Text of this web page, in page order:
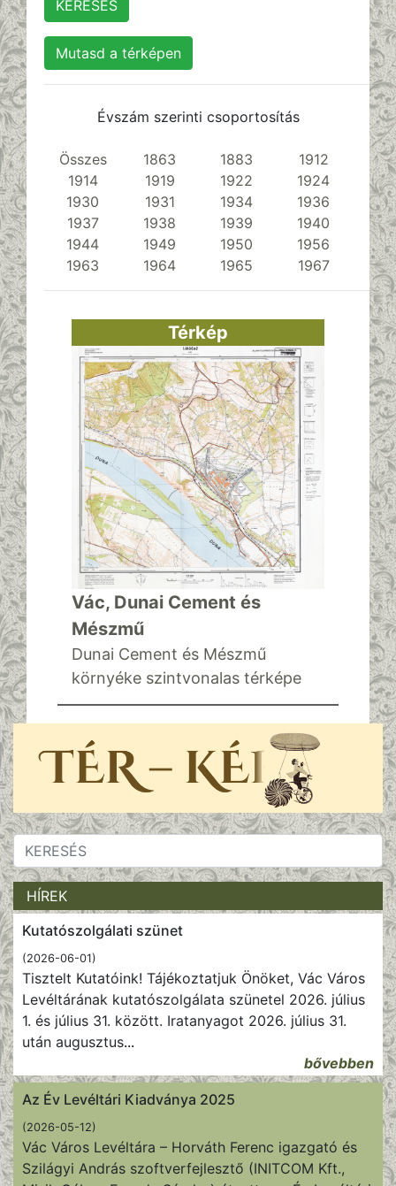
HÍREK
Kutatószolgálati szünet
(2026-06-01)
Tisztelt Kutatóink! Tájékoztatjuk Önöket, Vác Város
Levéltárának kutatószolgálata szünetel 2026. július
1. és július 31. között. Iratanyagot 2026. július 31.
után augusztus...
bővebben
Az Év Levéltári Kiadványa 2025
(2026-05-12)
Vác Város Levéltára – Horváth Ferenc igazgató és
Szilágyi András szoftverfejlesztő (INITCOM Kft.,
Mutasd a térképen
Évszám szerinti csoportosítás
Összes 1863 1883
1912
1914
1919 1922
1924
1930
1931 1934
1936
1937
1938 1939
1940
1944
1949 1950
1956
1963
1964 1965 1967
Térkép
Vác, Dunai Cement és
Mészmű
Dunai Cement és Mészmű
környéke szintvonalas térképe